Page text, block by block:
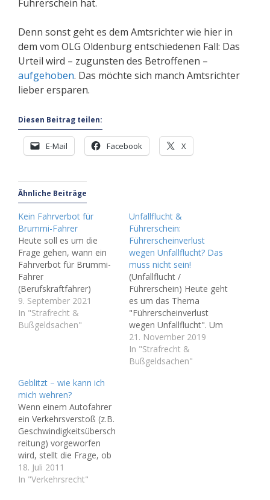
Führerschein hat.
Denn sonst geht es dem Amtsrichter wie hier in
dem vom OLG Oldenburg entschiedenen Fall: Das
Urteil wird – zugunsten des Betroffenen –
aufgehoben. Das möchte sich manch Amtsrichter
lieber ersparen.
Diesen Beitrag teilen:
E-Mail Facebook X
Ähnliche Beiträge
Kein Fahrverbot für
Brummi-Fahrer
Heute soll es um die
Frage gehen, wann ein
Fahrverbot für Brummi-
Fahrer
(Berufskraftfahrer)
umgangen werden kann.
In einem
Ordnungswidrigkeitenver
es besonders hart,
insbesondere
Berufskraftfahrer. Die
Verteidigung übersieht
oftmals, dass auch eine
sogenannte
Teilkompensation
möglich ist. Dies
bedeutet, dass nur eine…
9. September 2021
In "Strafrecht &
Bußgeldsachen"
Unfallflucht &
Führerschein:
Führerscheinverlust
wegen Unfallflucht? Das
muss nicht sein!
(Unfallflucht /
Führerschein) Heute geht
es um das Thema
"Führerscheinverlust
wegen Unfallflucht". Um
es vorweg zu nehmen:
das muss nicht sein!
Strafverfahren wegen
21. November 2019
In "Strafrecht &
Bußgeldsachen"
Geblitzt – wie kann ich
mich wehren?
Wenn einem Autofahrer
ein Verkehrsverstoß (z.B.
Geschwindigkeitsübersch
reitung) vorgeworfen
wird, stellt die Frage, ob
es eine Möglichkeit der
Verteidigung gibt. Gute
18. Juli 2011
In "Verkehrsrecht"